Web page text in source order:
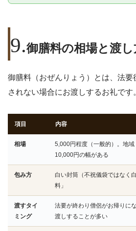
御膳料の相場と渡し
御膳料（おぜんりょう）とは、法要
されない場合にお渡しするお礼です
項目 内容
相場
5,000円程度（一般的）。地
10,000円の幅がある
包み方
白い封筒（不祝儀袋ではなく
料」
渡すタイ
ミング
法要が終わり僧侶がお帰りに
渡しすることが多い